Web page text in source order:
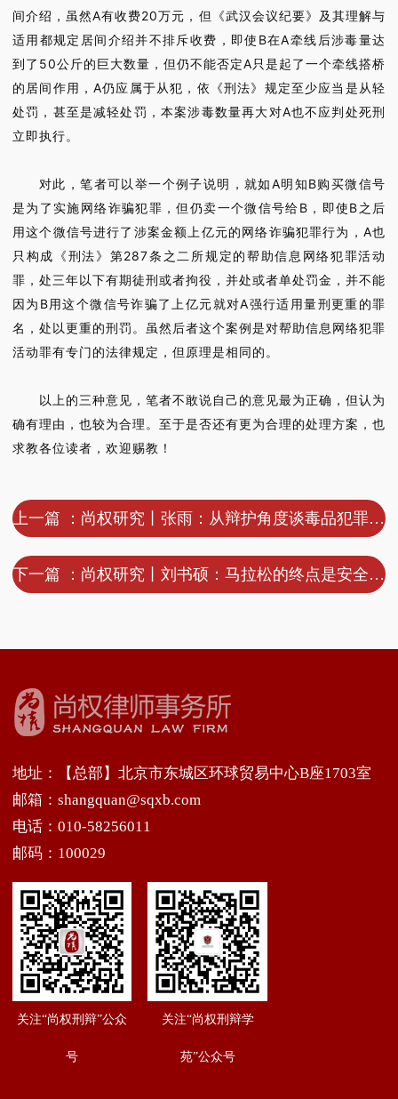
间介绍，虽然A有收费20万元，但《武汉会议纪要》及其理解与
适用都规定居间介绍并不排斥收费，即使B在A牵线后涉毒量达
到了50公斤的巨大数量，但仍不能否定A只是起了一个牵线搭桥
的居间作用，A仍应属于从犯，依《刑法》规定至少应当是从轻
处罚，甚至是减轻处罚，本案涉毒数量再大对A也不应判处死刑
立即执行。
对此，笔者可以举一个例子说明，就如A明知B购买微信号
是为了实施网络诈骗犯罪，但仍卖一个微信号给B，即使B之后
用这个微信号进行了涉案金额上亿元的网络诈骗犯罪行为，A也
只构成《刑法》第287条之二所规定的帮助信息网络犯罪活动
罪，处三年以下有期徒刑或者拘役，并处或者单处罚金，并不能
因为B用这个微信号诈骗了上亿元就对A强行适用量刑更重的罪
名，处以更重的刑罚。虽然后者这个案例是对帮助信息网络犯罪
活动罪有专门的法律规定，但原理是相同的。
以上的三种意见，笔者不敢说自己的意见最为正确，但认为
确有理由，也较为合理。至于是否还有更为合理的处理方案，也
求教各位读者，欢迎赐教！
上一篇 ：尚权研究丨张雨：从辩护角度谈毒品犯罪中技术侦查证据的审查与判断
下一篇 ：尚权研究丨刘书硕：马拉松的终点是安全到家——白银马拉松事故的罪与责
地址：【总部】北京市东城区环球贸易中心B座1703室
邮箱：shangquan@sqxb.com
电话：010-58256011
邮码：100029
关注“尚权刑辩”公众
号
关注“尚权刑辩学
苑”公众号